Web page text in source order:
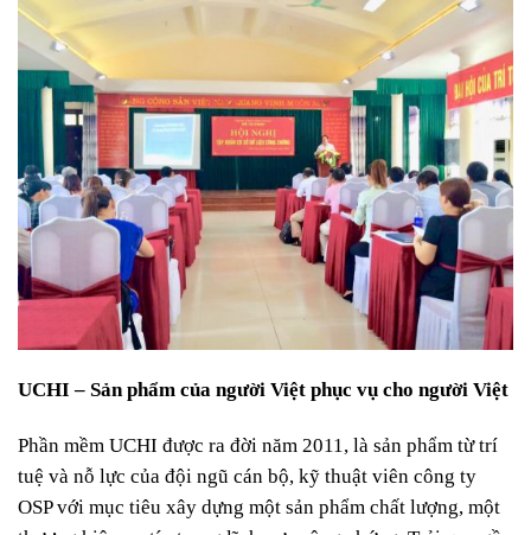
UCHI – Sản phẩm của người Việt phục vụ cho người Việt
Phần mềm UCHI được ra đời năm 2011, là sản phẩm từ trí
tuệ và nỗ lực của đội ngũ cán bộ, kỹ thuật viên công ty
OSP với mục tiêu xây dựng một sản phẩm chất lượng, một